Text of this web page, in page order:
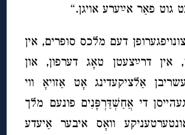
גוט פאַר אײַערע אויגן.“
דעם מלכס סופרים, אין
אין דרײַצעטן טאָג דערפון, און
אַלציקעדינג אָט אַזויאָ ווי
די אֲחַשְׁדַּרְפָּנִים פונעם מלך
וואָס איבער אַיעדע